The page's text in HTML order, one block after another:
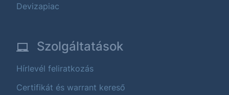
Devizapiac
Szolgáltatások
Hírlevél feliratkozás
Certifikát és warrant kereső